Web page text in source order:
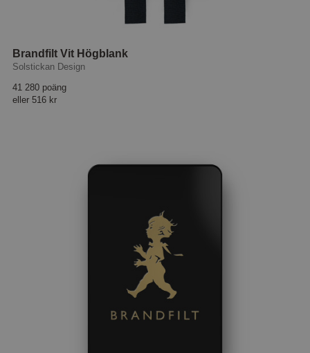
Brandfilt Vit Högblank
Solstickan Design
41 280 poäng
eller 516 kr